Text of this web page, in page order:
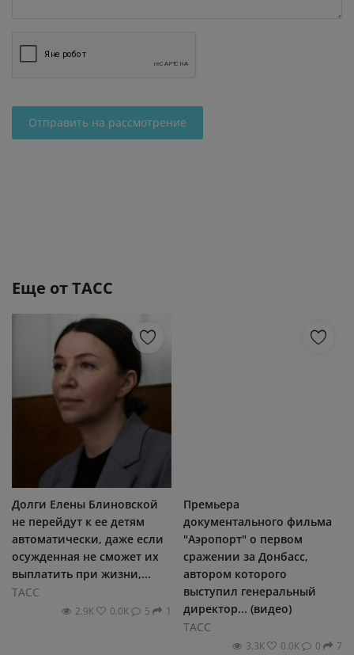
Отправить на рассмотрение
Еще отТАСС
Долги Елены Блиновской
не перейдут к ее детям
автоматически, даже если
осужденная не сможет их
выплатить при жизни,...
ТАСС
2.9К 0.0К 5 1
Премьера
документального фильма
"Аэропорт" о первом
сражении за Донбасс,
автором которого
выступил генеральный
директор... (видео)
ТАСС
3.3К 0.0К 0 7